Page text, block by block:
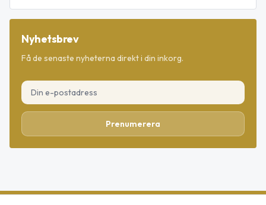
Nyhetsbrev
Få de senaste nyheterna direkt i din inkorg.
Prenumerera